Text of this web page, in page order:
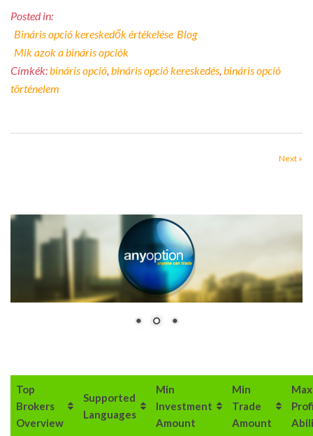
Posted in:
Bináris opció kereskedők értékelése Blog
Mik azok a bináris opciók
Címkék:bináris opció, bináris opció kereskedés, bináris opció
történelem
Next »
Top
Brokers
Overview
Supported
Languages
Min
Investment
Amount
Min
Trade
Amount
Max